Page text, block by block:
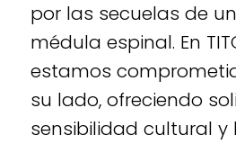
por las secuelas de
médula espinal. En
estamos
su lado, ofreciendo
sensibilidad cultural y